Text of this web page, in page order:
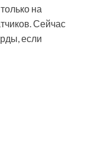
на
Сейчас
если